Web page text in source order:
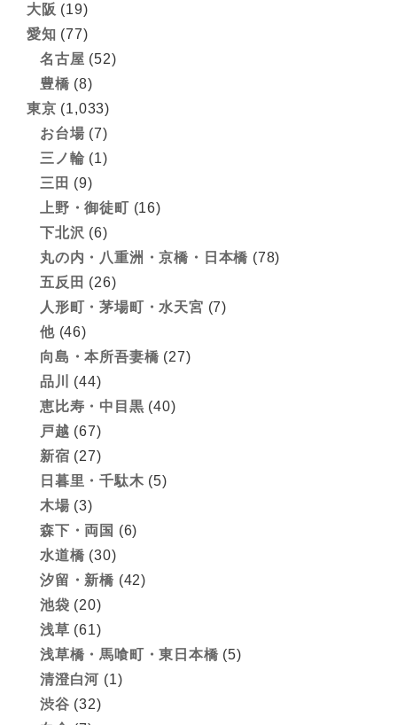
大阪 (19)
愛知 (77)
名古屋 (52)
豊橋 (8)
東京 (1,033)
お台場 (7)
三ノ輪 (1)
三田 (9)
上野・御徒町 (16)
下北沢 (6)
丸の内・八重洲・京橋・日本橋 (78)
五反田 (26)
人形町・茅場町・水天宮 (7)
他(46)
向島・本所吾妻橋 (27)
品川
(44)
恵比寿・中目黒 (40)
戸越 (67)
新宿 (27)
日暮里・千駄木 (5)
木場 (3)
森下・両国 (6)
水道橋 (30)
汐留・新橋 (42)
池袋 (20)
浅草 (61)
浅草橋・馬喰町・東日本橋 (5)
清澄白河 (1)
渋谷 (32)